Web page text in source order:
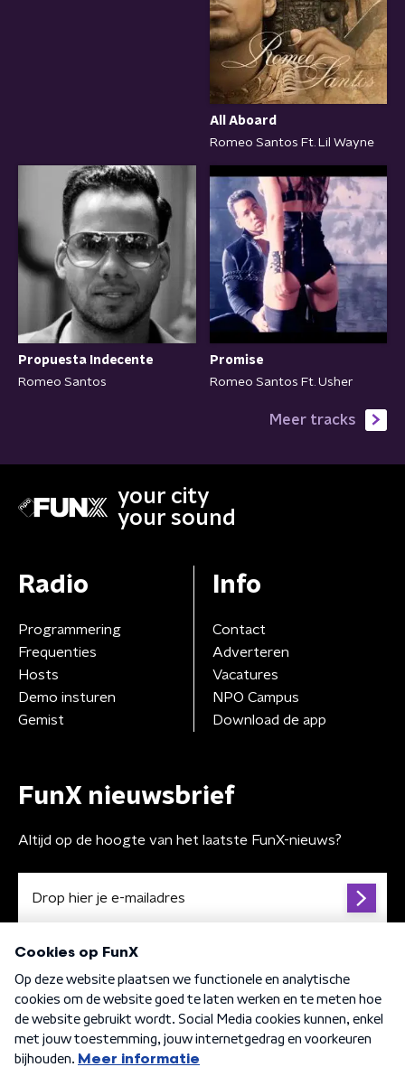
All Aboard
Romeo Santos Ft. Lil Wayne
Propuesta Indecente
Romeo Santos
Promise
Romeo Santos Ft. Usher
Meer tracks
your city
your sound
Radio
Programmering
Frequenties
Hosts
Demo insturen
Gemist
Info
Contact
Adverteren
Vacatures
NPO Campus
Download de app
FunX nieuwsbrief
Altijd op de hoogte van het laatste FunX-nieuws?
Algemene voorwaarden Privacybeleid